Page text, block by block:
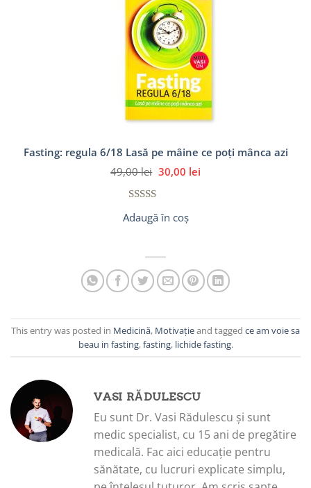
Fasting: regula 6/18 Lasă pe mâine ce poți mânca azi
49,00lei Prețul
inițial
30,00 leiPrețul
5.00din 5
unei
singure
evaluări
Adaugă în coș
This entry was posted in Medicină, Motivațieand tagged ce am voie sa
beau in fasting,fasting, lichide fasting.
VASI RĂDULESCU
Eu sunt Dr. Vasi Rădulescu și sunt
medic specialist, cu 15 ani de pregătire
medicală. Fac aici educație pentru
sănătate, cu lucruri explicate simplu,